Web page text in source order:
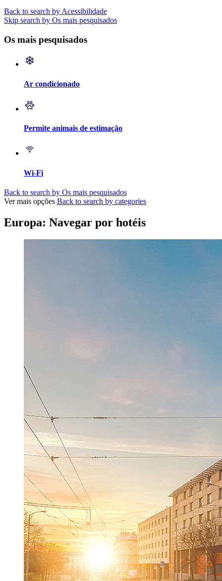
Back to search by Acessibilidade
Skip search by Os mais pesquisados
Os mais pesquisados
Ar condicionado
Permite animais de estimação
Wi-Fi
Back to search by Os mais pesquisados
Ver mais opções Back to search by categories
Europa: Navegar por hotéis